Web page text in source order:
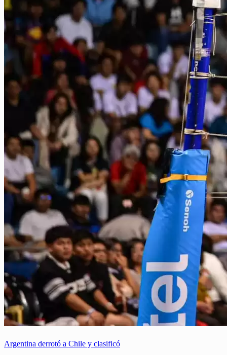
Argentina derrotó a Chile y clasificó